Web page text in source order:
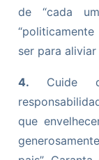
de “cada
ser para
4. Cuide
que